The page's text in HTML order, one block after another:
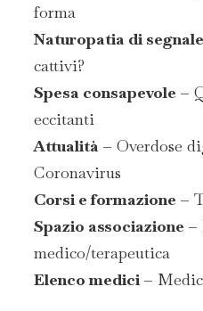
forma
Naturopatia di
cattivi?
Spesa consapevole –
eccitanti
Attualità – Overdose
Coronavirus
Corsi e formazione –
Spazio associazione –
medico/terapeutica
Elenco medici –